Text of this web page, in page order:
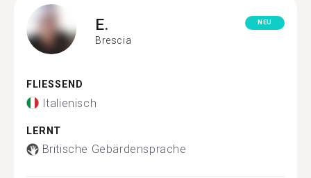
E.
Brescia
NEU
FLIESSEND
Italienisch
LERNT
Britische Gebärdensprache